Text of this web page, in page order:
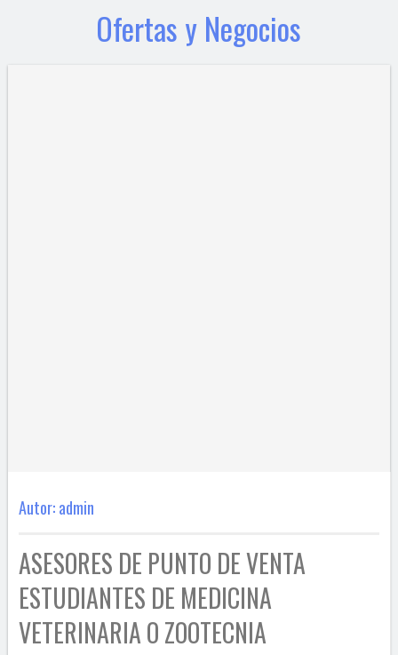
Ofertas y Negocios
Autor:admin
ASESORES DE PUNTO DE VENTA
ESTUDIANTES DE MEDICINA
VETERINARIA O ZOOTECNIA